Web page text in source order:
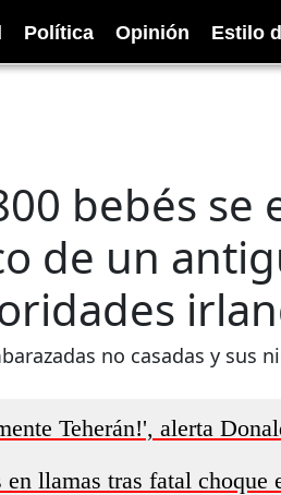
Política Opinión Estilo
bebés
de un
no casadas y sus
Teherán!', alerta
llamas tras fatal choque